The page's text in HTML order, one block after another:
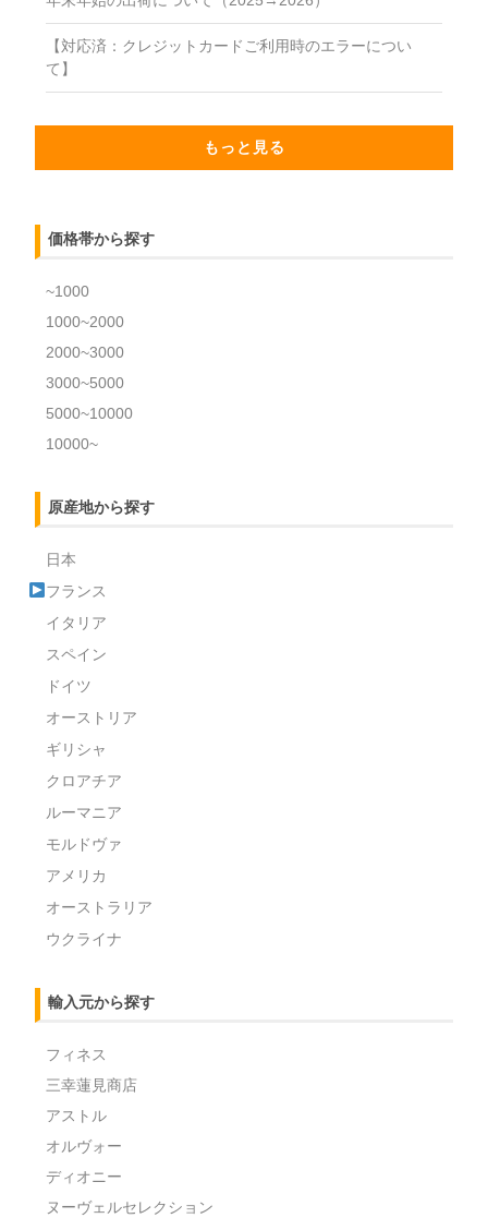
【対応済：クレジットカードご利用時のエラーについ
て】
もっと見る
価格帯から探す
~1000
1000~2000
2000~3000
3000~5000
5000~10000
10000~
原産地から探す
日本
フランス
イタリア
スペイン
ドイツ
オーストリア
ギリシャ
クロアチア
ルーマニア
モルドヴァ
アメリカ
オーストラリア
ウクライナ
輸入元から探す
フィネス
三幸蓮見商店
アストル
オルヴォー
ディオニー
ヌーヴェルセレクション